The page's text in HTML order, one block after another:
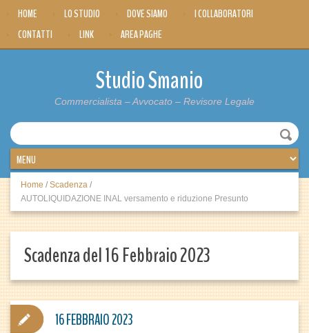
HOME LO STUDIO DOVE SIAMO
I COLLABORATORI
CONTATTI
LINK AREA PAGHE
Studio Smanio
Commercialista – Avvocato – Revisore Legale
Home / Scadenza /
AUTOLIQUIDAZIONE INAL versamento e riduzione Presunto
Scadenza del 16 Febbraio 2023
16 FEBBRAIO 2023